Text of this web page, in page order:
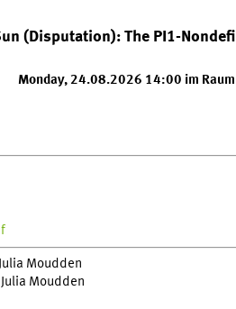
(Disputation): The PI1-
Monday, 24.08.2026 14:00 im Raum
Moudden
Moudden